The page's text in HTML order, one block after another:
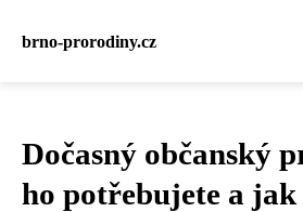
brno-prorodiny.cz
Dočasný občanský
ho potřebujete a jak